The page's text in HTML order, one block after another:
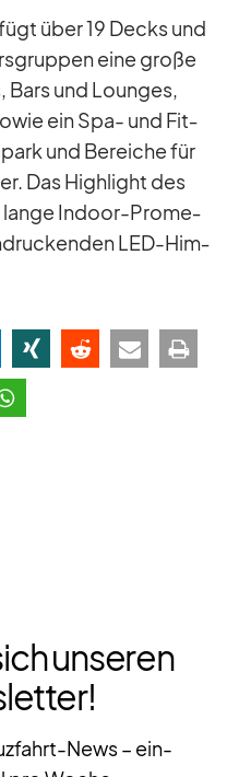
über 19 Decks und
eine große
Bars und Loun­ges,
ein Spa- und Fit­
und Be­rei­che für
Das High­light des
lange In­door-Pro­me­
LED-Him­
unseren
News – ein-